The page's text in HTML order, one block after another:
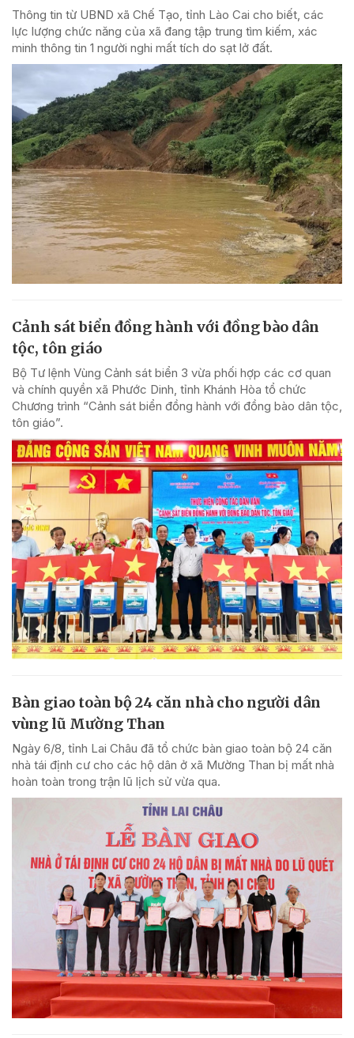
Thông tin từ UBND xã Chế Tạo, tỉnh Lào Cai cho biết, các
lực lượng chức năng của xã đang tập trung tìm kiếm, xác
minh thông tin 1 người nghi mất tích do sạt lở đất.
Cảnh sát biển đồng hành với đồng bào dân
tộc, tôn giáo
Bộ Tư lệnh Vùng Cảnh sát biển 3 vừa phối hợp các cơ quan
và chính quyền xã Phước Dinh, tỉnh Khánh Hòa tổ chức
Chương trình “Cảnh sát biển đồng hành với đồng bào dân tộc,
tôn giáo”.
Bàn giao toàn bộ 24 căn nhà cho người dân
vùng lũ Mường Than
Ngày 6/8, tỉnh Lai Châu đã tổ chức bàn giao toàn bộ 24 căn
nhà tái định cư cho các hộ dân ở xã Mường Than bị mất nhà
hoàn toàn trong trận lũ lịch sử vừa qua.